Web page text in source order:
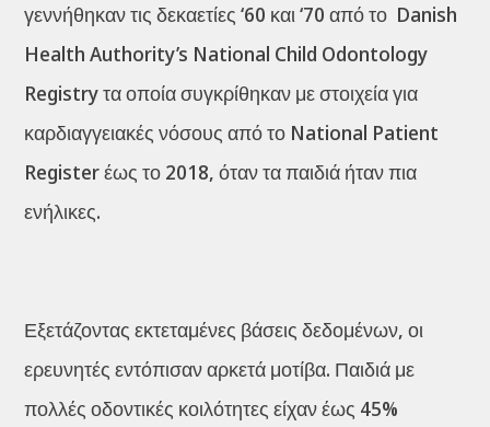
γεννήθηκαν τις δεκαετίες ‘60 και ‘70 από το Danish
Health Authority’s National Child Odontology
Registry τα οποία συγκρίθηκαν με στοιχεία για
καρδιαγγειακές νόσους από το National Patient
Register έως το 2018, όταν τα παιδιά ήταν πια
ενήλικες.
Εξετάζοντας εκτεταμένες βάσεις δεδομένων, οι
ερευνητές εντόπισαν αρκετά μοτίβα. Παιδιά με
πολλές οδοντικές κοιλότητες είχαν έως 45%